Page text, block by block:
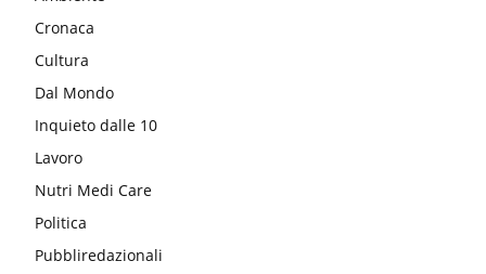
Cronaca
Cultura
Dal Mondo
Inquieto dalle 10
Lavoro
Nutri Medi Care
Politica
Pubbliredazionali